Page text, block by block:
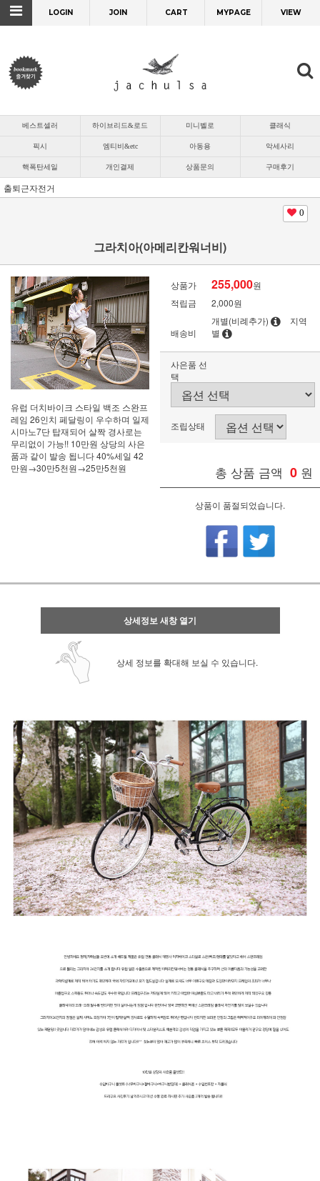
LOGIN JOIN CART MYPAGE VIEW
베스트셀러 하이브리드&로드 미니벨로 클래식
픽시 엠티비&etc 아동용 악세사리
핵폭탄세일 개인결제 상품문의 구매후기
출퇴근자전거
0
그라치아(아메리칸워너비)
유럽 더치바이크 스타일 백조 스완프
레임 26인치 페달링이 우수하며 일제
시마노7단 탑재되어 살짝 경사로는
무리없이 가능!! 10만원 상당의 사은
품과 같이 발송 됩니다 40%세일 42
만원→30만5천원→25만5천원
상품가 255,000원
적립금
2,000원
배송비
개별(비례추가)
지역
별
사은품 선
택
조립상태
총 상품 금액 0 원
상품이 품절되었습니다.
상세정보 새창 열기
상세 정보를 확대해 보실 수 있습니다.